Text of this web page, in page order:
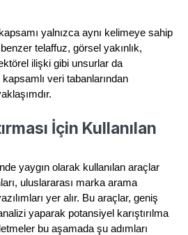
yalnızca aynı kelimeye sahip
telaffuz, görsel yakınlık,
ilişki gibi unsurlar da
veri tabanlarından
İçin Kullanılan
yaygın olarak kullanılan araçlar
uluslararası marka arama
yer alır. Bu araçlar, geniş
yaparak potansiyel karıştırılma
bu aşamada şu adımları